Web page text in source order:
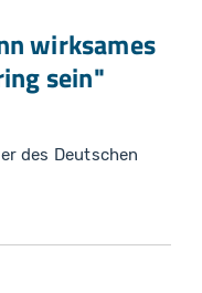
wirksames
sein"
des Deutschen